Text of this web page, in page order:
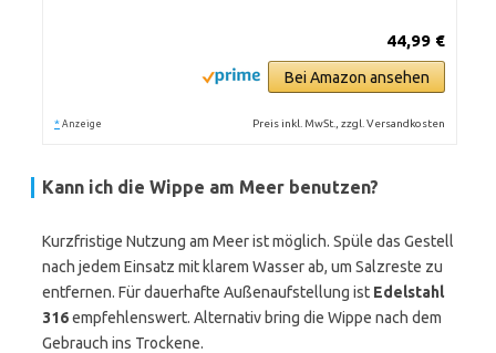
44,99 €
Bei Amazon ansehen
* Anzeige Preis inkl. MwSt., zzgl. Versandkosten
Kann ich die Wippe am Meer benutzen?
Kurzfristige Nutzung am Meer ist möglich. Spüle das Gestell
nach jedem Einsatz mit klarem Wasser ab, um Salzreste zu
entfernen. Für dauerhafte Außenaufstellung ist Edelstahl
316empfehlenswert. Alternativ bring die Wippe nach dem
Gebrauch ins Trockene.